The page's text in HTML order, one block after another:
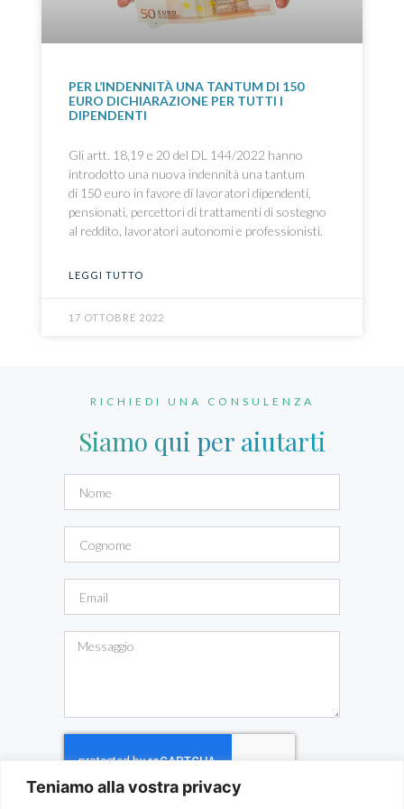
Teniamo alla vostra privacy
PER L’INDENNITÀ UNA TANTUM DI 150
EURO DICHIARAZIONE PER TUTTI I
DIPENDENTI
Gli artt. 18,19 e 20 del DL 144/2022 hanno
introdotto una nuova indennità una tantum
di 150 euro in favore di lavoratori dipendenti,
pensionati, percettori di trattamenti di sostegno
al reddito, lavoratori autonomi e professionisti.
LEGGI TUTTO
17 OTTOBRE 2022
RICHIEDI UNA CONSULENZA
Siamo qui per aiutarti